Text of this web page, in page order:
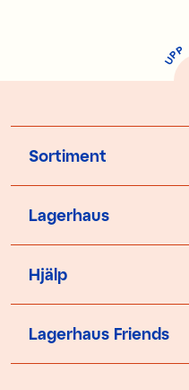
U
P
P
Sortiment
Lagerhaus
Hjälp
Lagerhaus Friends